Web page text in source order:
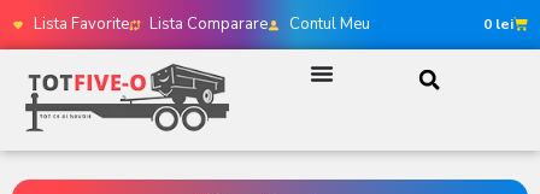
Lista Favorite Lista Comparare Contul Meu 0 lei